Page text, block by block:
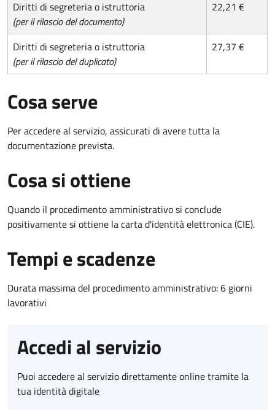
Diritti di segreteria o istruttoria
(per il rilascio del documento)
22,21 €
Diritti di segreteria o istruttoria
(per il rilascio del duplicato)
27,37 €
Cosa serve
Per accedere al servizio, assicurati di avere tutta la
documentazione prevista.
Cosa si ottiene
Quando il procedimento amministrativo si conclude
positivamente si ottiene la carta d'identità elettronica (CIE).
Tempi e scadenze
Durata massima del procedimento amministrativo: 6 giorni
lavorativi
Accedi al servizio
Puoi accedere al servizio direttamente online tramite la
tua identità digitale